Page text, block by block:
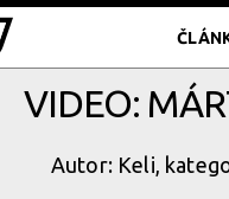
VIDEO:
Autor: Keli,